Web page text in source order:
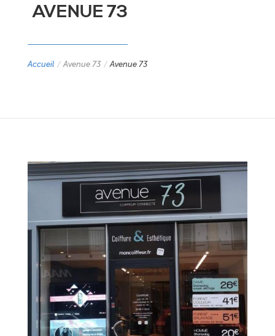
AVENUE 73
Accueil / Avenue 73 / Avenue 73